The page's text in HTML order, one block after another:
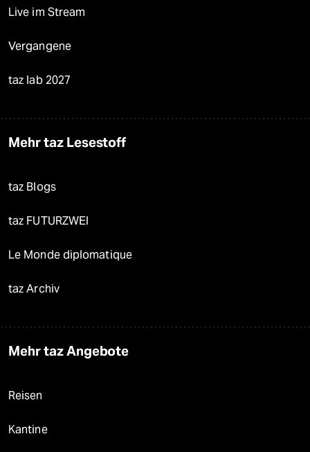
Live im Stream
Vergangene
taz lab 2027
Mehr taz Lesestoff
taz Blogs
taz FUTURZWEI
Le Monde diplomatique
taz Archiv
Mehr taz Angebote
Reisen
Kantine